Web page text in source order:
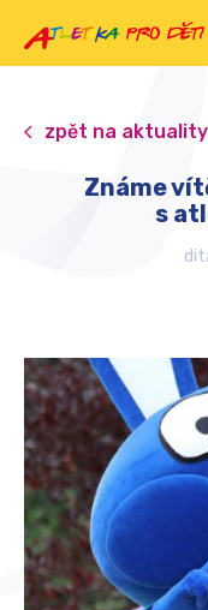
zpět na aktuality
Známe
s